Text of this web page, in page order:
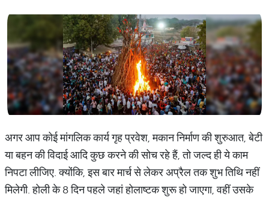
अगर आप कोई मांगलिक कार्य गृह प्रवेश, मकान निर्माण की शुरुआत, बेटी
या बहन की विदाई आदि कुछ करने की सोच रहे हैं, तो जल्द ही ये काम
निपटा लीजिए. क्योंकि, इस बार मार्च से लेकर अप्रैल तक शुभ तिथि नहीं
मिलेगी. होली के 8 दिन पहले जहां होलाष्टक शुरू हो जाएगा, वहीं उसके